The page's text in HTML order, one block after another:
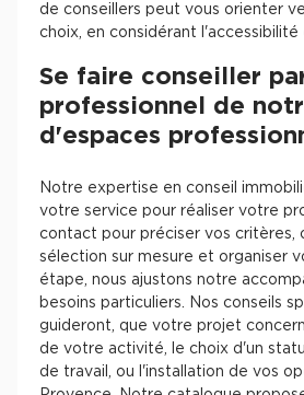
de conseillers peut vous orienter
choix, en considérant
Se faire conseiller
professionnel de
d'espaces
Notre expertise en conseil
votre service pour réaliser votre
contact pour préciser vos critères,
sélection sur mesure et organiser
étape, nous ajustons notre
besoins particuliers. Nos conseils
guideront, que votre projet
de votre activité, le choix d'un
de travail, ou l'installation de vos